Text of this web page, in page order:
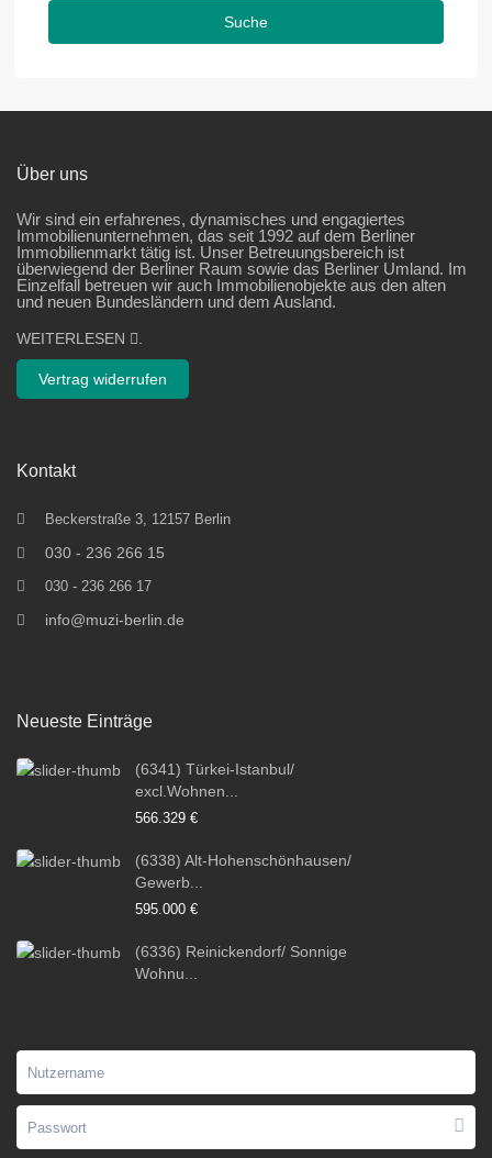
Suche
Über uns
Wir sind ein erfahrenes, dynamisches und engagiertes
Immobilienunternehmen, das seit 1992 auf dem Berliner
Immobilienmarkt tätig ist. Unser Betreuungsbereich ist
überwiegend der Berliner Raum sowie das Berliner Umland. Im
Einzelfall betreuen wir auch Immobilienobjekte aus den alten
und neuen Bundesländern und dem Ausland.
WEITERLESEN
Vertrag widerrufen
Kontakt
Beckerstraße 3, 12157 Berlin
030 - 236 266 15
030 - 236 266 17
info@muzi-berlin.de
Neueste Einträge
(6341) Türkei-Istanbul/
excl.Wohnen...
566.329 €
(6338) Alt-Hohenschönhausen/
Gewerb...
595.000 €
(6336) Reinickendorf/ Sonnige
Wohnu...